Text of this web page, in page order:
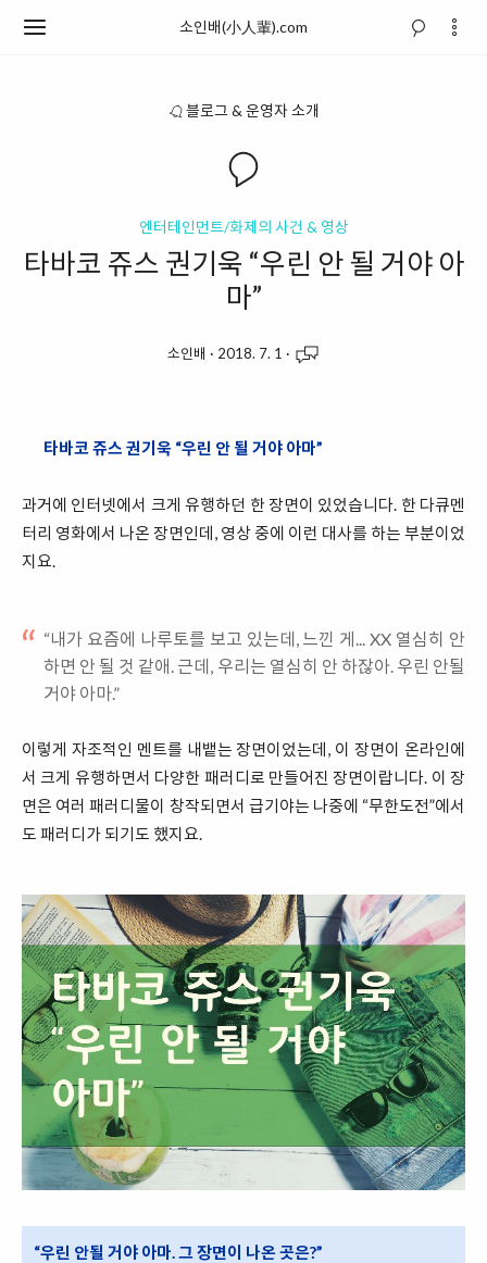
소인배(小人輩).com
블로그 & 운영자 소개
엔터테인먼트/화제의 사건 & 영상
타바코 쥬스 권기욱 “우린 안 될 거야 아
마”
소인배 · 2018. 7. 1 ·
타바코 쥬스 권기욱 “우린 안 될 거야 아마”
과거에 인터넷에서 크게 유행하던 한 장면이 있었습니다. 한 다큐멘
터리 영화에서 나온 장면인데, 영상 중에 이런 대사를 하는 부분이었
지요.
“내가 요즘에 나루토를 보고 있는데, 느낀 게... XX 열심히 안
하면 안 될 것 같애. 근데, 우리는 열심히 안 하잖아. 우린 안될
거야 아마.”
이렇게 자조적인 멘트를 내뱉는 장면이었는데, 이 장면이 온라인에
서 크게 유행하면서 다양한 패러디로 만들어진 장면이랍니다. 이 장
면은 여러 패러디물이 창작되면서 급기야는 나중에 “무한도전”에서
도 패러디가 되기도 했지요.
“우린 안될 거야 아마. 그 장면이 나온 곳은?”